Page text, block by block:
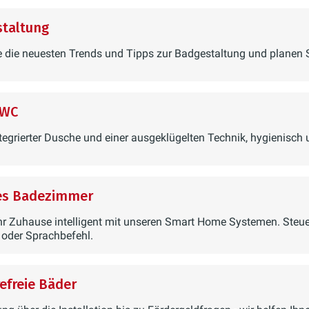
und Heizkörper sowie der Armaturen.
Letzt noch Leuchten und Schalter ein – und
Während der Bauphase sollte daher eine
Ihre Nachbarn zu informieren. Ist das neue
erfolgt eine Abnahme mit dem Fachbetrieb.
Traum-Bad erfreuen können, achten Sie vor
die neuesten Trends und Tipps zur Badgestaltung und planen
Dusche und einer ausgeklügelten Technik, hygienisch
Badezimmer
Zuhause intelligent mit unseren Smart Home Systemen.
Sprachbefehl.
Bäder